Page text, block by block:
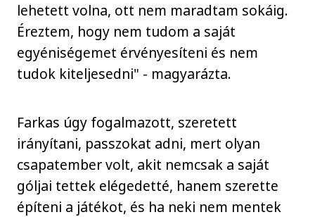
lehetett volna, ott nem maradtam sokáig.
Éreztem, hogy nem tudom a saját
egyéniségemet érvényesíteni és nem
tudok kiteljesedni" - magyarázta.
Farkas úgy fogalmazott, szeretett
irányítani, passzokat adni, mert olyan
csapatember volt, akit nemcsak a saját
góljai tettek elégedetté, hanem szerette
építeni a játékot, és ha neki nem mentek